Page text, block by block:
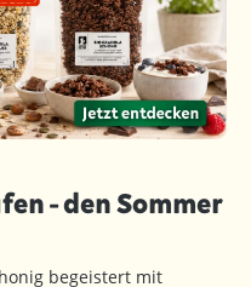
- den Sommer
begeistert mit